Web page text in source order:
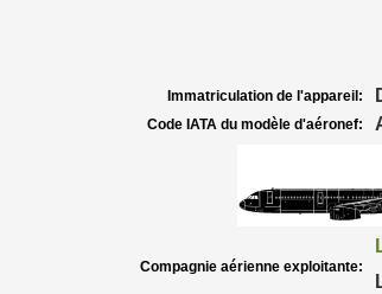
Immatriculation de l'appareil:
Code IATA du modèle d'aéronef:
Compagnie aérienne exploitante: